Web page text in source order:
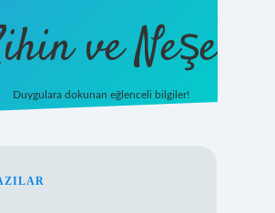
ve Neşe
Duygulara dokunan eğlenceli bilgiler!